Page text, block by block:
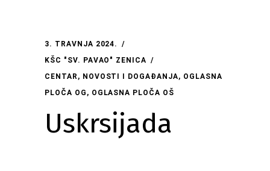
3. TRAVNJA 2024.
KŠC "SV. PAVAO" ZENICA
CENTAR, NOVOSTI I DOGAĐANJA, OGLASNA
PLOČA OG , OGLASNA PLOČA OŠ
Uskrsijada